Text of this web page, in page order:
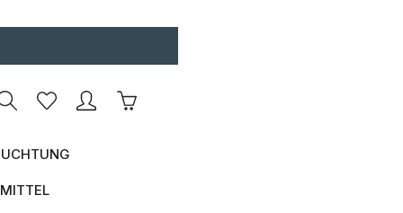
Warenkorb enthält 0 Positionen. Der